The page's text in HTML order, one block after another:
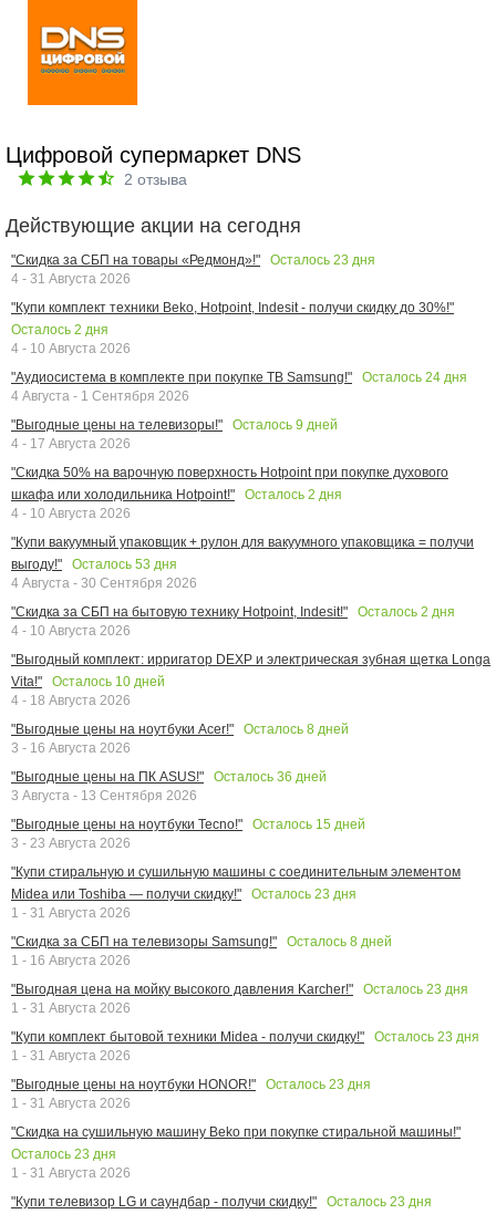
Цифровой супермаркет DNS
2 отзыва
Действующие акции на сегодня
"Скидка за СБП на товары «Редмонд»!" Осталось 23 дня
4 - 31 Августа 2026
"Купи комплект техники Beko, Hotpoint, Indesit - получи скидку до 30%!"
Осталось 2 дня
4 - 10 Августа 2026
"Аудиосистема в комплекте при покупке ТВ Samsung!"
Осталось 24 дня
4 Августа - 1 Сентября 2026
"Выгодные цены на телевизоры!"
Осталось 9 дней
4 - 17 Августа 2026
"Скидка 50% на варочную поверхность Hotpoint при покупке духового
шкафа или холодильника Hotpoint!"
Осталось 2 дня
4 - 10 Августа 2026
"Купи вакуумный упаковщик + рулон для вакуумного упаковщика = получи
выгоду!"
Осталось 53 дня
4 Августа - 30 Сентября 2026
"Скидка за СБП на бытовую технику Hotpoint, Indesit!"
Осталось 2 дня
4 - 10 Августа 2026
"Выгодный комплект: ирригатор DEXP и электрическая зубная щетка Longa
Vita!"
Осталось 10 дней
4 - 18 Августа 2026
"Выгодные цены на ноутбуки Acer!"
Осталось 8 дней
3 - 16 Августа 2026
"Выгодные цены на ПК ASUS!"
Осталось 36 дней
3 Августа - 13 Сентября 2026
"Выгодные цены на ноутбуки Tecno!"
Осталось 15 дней
3 - 23 Августа 2026
"Купи стиральную и сушильную машины с соединительным элементом
Midea или Toshiba — получи скидку!"
Осталось 23 дня
1 - 31 Августа 2026
"Скидка за СБП на телевизоры Samsung!"
Осталось 8 дней
1 - 16 Августа 2026
"Выгодная цена на мойку высокого давления Karcher!"
Осталось 23 дня
1 - 31 Августа 2026
"Купи комплект бытовой техники Midea - получи скидку!"
Осталось 23 дня
1 - 31 Августа 2026
"Выгодные цены на ноутбуки HONOR!"
Осталось 23 дня
1 - 31 Августа 2026
"Скидка на сушильную машину Beko при покупке стиральной машины!"
Осталось 23 дня
1 - 31 Августа 2026
"Купи телевизор LG и саундбар - получи скидку!"
Осталось 23 дня